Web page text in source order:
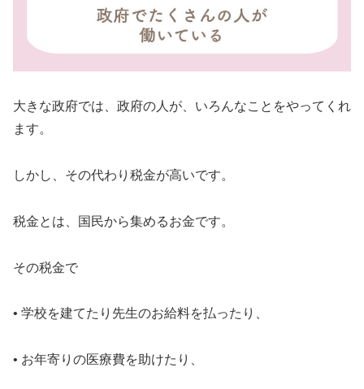
大きな政府では、政府の人が、いろんなことをやってくれ
ます。
しかし、その代わり税金が高いです。
税金とは、国民から集めるお金です。
その税金で
• 学校を建てたり先生のお給料を払ったり、
• お年寄りの医療費を助けたり、